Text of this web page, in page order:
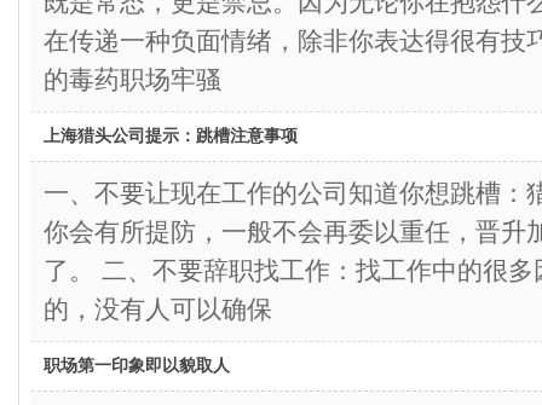
在传递一种负面情绪，除非你表达得很有技
的毒药职场牢骚
上海猎头公司提示：跳槽注意事项
一、不要让现在工作的公司知道你想跳槽：
你会有所提防，一般不会再委以重任，晋升
了。 二、不要辞职找工作：找工作中的很
的，没有人可以确保
职场第一印象即以貌取人